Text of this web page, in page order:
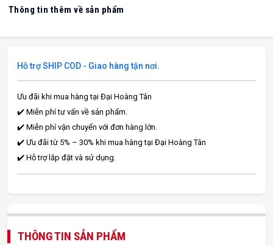
Thông tin thêm về sản phẩm
Hỗ trợ SHIP COD - Giao hàng tận nơi.
Ưu đãi khi mua hàng tại Đại Hoàng Tân
✔️ Miễn phí tư vấn về sản phẩm.
✔️ Miễn phí vận chuyển với đơn hàng lớn.
✔️ Ưu đãi từ 5% – 30% khi mua hàng tại Đại Hoàng Tân
✔️ Hỗ trợ lắp đặt và sử dụng.
THÔNG TIN SẢN PHẨM